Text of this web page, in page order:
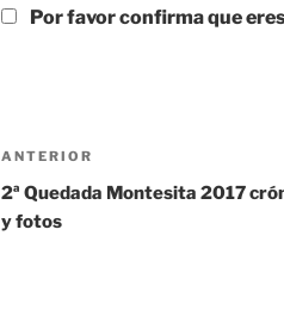
Por favor confirma que
Navegación
de
entradas
Entrada
anterior:
ANTERIOR
2ª Quedada Montesita 2017
y fotos